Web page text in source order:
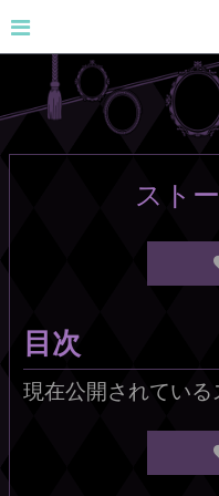
スト
目次
現在公開されてい